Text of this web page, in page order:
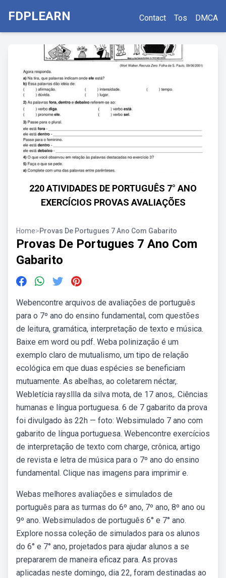
FDPLEARN Contact Tos DMCA
220 ATIVIDADES DE PORTUGUÊS 7° ANO
EXERCÍCIOS PROVAS AVALIAÇÕES
Home>Provas De Portugues 7 Ano Com Gabarito
Provas De Portugues 7 Ano Com
Gabarito
Webencontre arquivos de avaliações de português
para o 7º ano do ensino fundamental, com questões
de leitura, gramática, interpretação de texto e música.
Baixe em word ou pdf. Weba polinização é um
exemplo claro de mutualismo, um tipo de relação
ecológica em que duas espécies se beneficiam
mutuamente. As abelhas, ao coletarem néctar,.
Webletícia raysllla da silva mota, de 17 anos,. Ciências
humanas e língua portuguesa. 6 de 7 gabarito da prova
foi divulgado às 22h — foto: Websimulado 7 ano com
gabarito de língua portuguesa. Webencontre exercícios
de interpretação de texto com charge, crônica, artigo
de revista e letra de música para o 7º ano do ensino
fundamental. Clique nas imagens para imprimir e.
Webas melhores avaliações e simulados de
português para as turmas do 6º ano, 7º ano, 8º ano ou
9º ano. Websimulados de português 6° e 7° ano.
Explore nossa coleção de simulados para os alunos
do 6° e 7° ano, projetados para ajudar alunos a se
prepararem de maneira eficaz para. As provas
aplicadas neste domingo, dia 22, foram destinadas ao